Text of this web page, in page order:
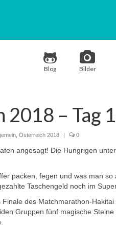
Blog Bilder
2018 – Tag
Österreich 2018 | 0
angesagt! Die Hungrigen
packen, fegen und was man so
Taschengeld noch im
des Matchmarathon-Hakitai
Gruppen fünf magische